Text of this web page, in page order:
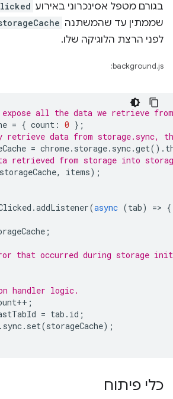
בגורם מטפל אסינכרוני באירוע
שממתין עד שהמשתנה
לפני הרצת הלוגיקה שלו.
background.js:
all the data we retrieve
= { count : 0 };
retrieve data from storage.sync,
= chrome. storage. sync.get().
retrieved from storage into
storageCache, items);
.addListener(async (tab) => {
;
that occurred during storage
handler logic.
++ ;
= tab . id ;
. sync. set(storageCache);
כלי פיתוח